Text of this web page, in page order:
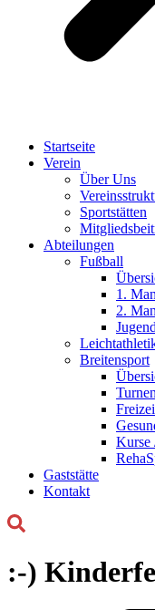
Startseite
Verein
Über Uns
Sportstätten
Abteilungen
Fußball
1.
2.
Jugend
Breitensport
Turnen
Kurse
Gaststätte
Kontakt
:-)